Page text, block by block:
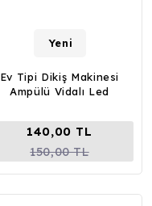
Yeni
Ev Tipi Dikiş Makinesi
Ampülü Vidalı Led
140,00 TL
150,00 TL